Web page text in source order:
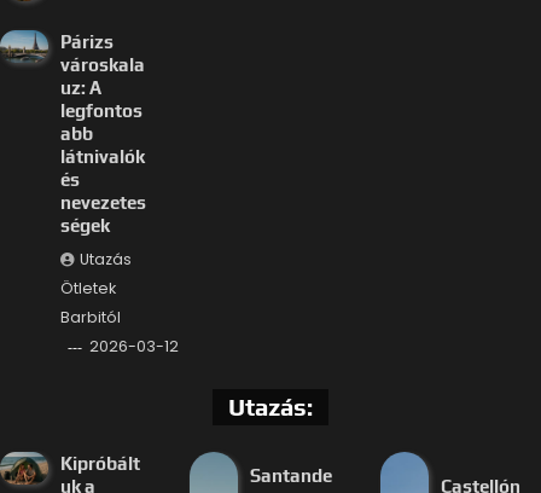
Párizs
városkala
uz: A
legfontos
abb
látnivalók
és
nevezetes
ségek
Utazás
Ötletek
Barbitól
2026-03-12
Utazás:
Kipróbált
uk a
Santande
Castellón